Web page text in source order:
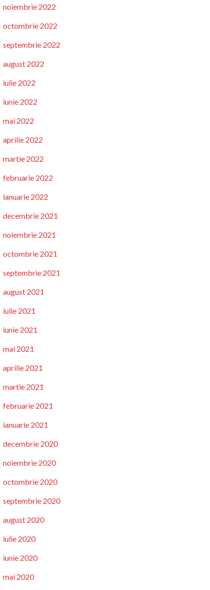
noiembrie 2022
octombrie 2022
septembrie 2022
august 2022
iulie 2022
iunie 2022
mai 2022
aprilie 2022
martie 2022
februarie 2022
ianuarie 2022
decembrie 2021
noiembrie 2021
octombrie 2021
septembrie 2021
august 2021
iulie 2021
iunie 2021
mai 2021
aprilie 2021
martie 2021
februarie 2021
ianuarie 2021
decembrie 2020
noiembrie 2020
octombrie 2020
septembrie 2020
august 2020
iulie 2020
iunie 2020
mai 2020